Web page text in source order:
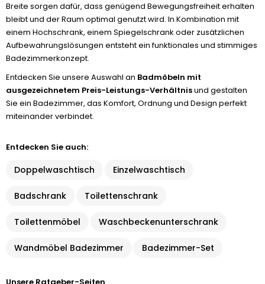
Breite sorgen dafür, dass genügend Bewegungsfreiheit erhalten
bleibt und der Raum optimal genutzt wird. In Kombination mit
einem Hochschrank, einem Spiegelschrank oder zusätzlichen
Aufbewahrungslösungen entsteht ein funktionales und stimmiges
Badezimmerkonzept.
Entdecken Sie unsere Auswahl an Badmöbeln mit
ausgezeichnetem Preis-Leistungs-Verhältnisund gestalten
Sie ein Badezimmer, das Komfort, Ordnung und Design perfekt
miteinander verbindet.
Entdecken Sie auch:
Doppelwaschtisch Einzelwaschtisch
Badschrank Toilettenschrank
Toilettenmöbel Waschbeckenunterschrank
Wandmöbel Badezimmer Badezimmer-Set